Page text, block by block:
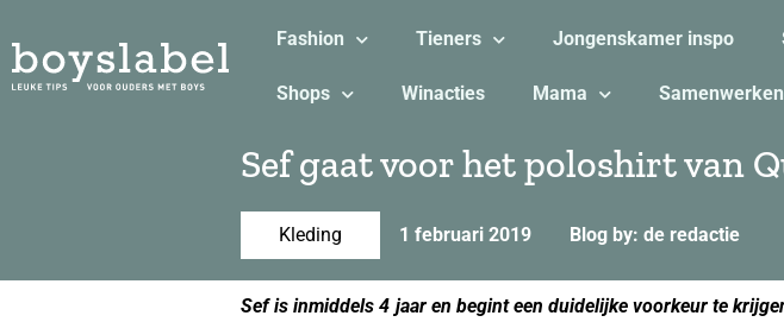
Fashion Tieners Jongenskamer inspo
Shops Winacties Mama Samenwerken
Sef gaat voor het poloshirt van
Kleding 1 februari 2019 Blog by: de redactie
Sef is inmiddels 4 jaar en begint een duidelijke voorkeur te